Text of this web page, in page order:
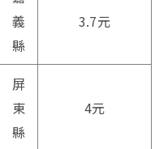
義
縣
3.7元
屏
東
縣
4元